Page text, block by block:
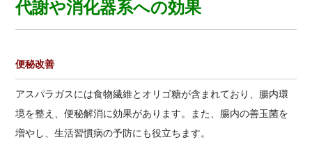
代謝や消化器系への効果
便秘改善
アスパラガスには食物繊維とオリゴ糖が含まれており、腸内環
境を整え、便秘解消に効果があります。また、腸内の善玉菌を
増やし、生活習慣病の予防にも役立ちます。